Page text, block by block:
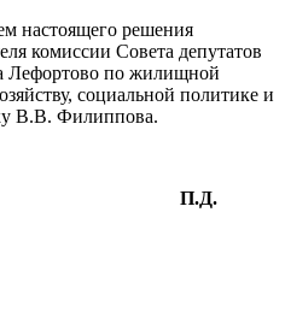
настоящего решения
комиссии Совета депутатов
Лефортово по жилищной
социальной политике и
В.В. Филиппова.
П.Д.